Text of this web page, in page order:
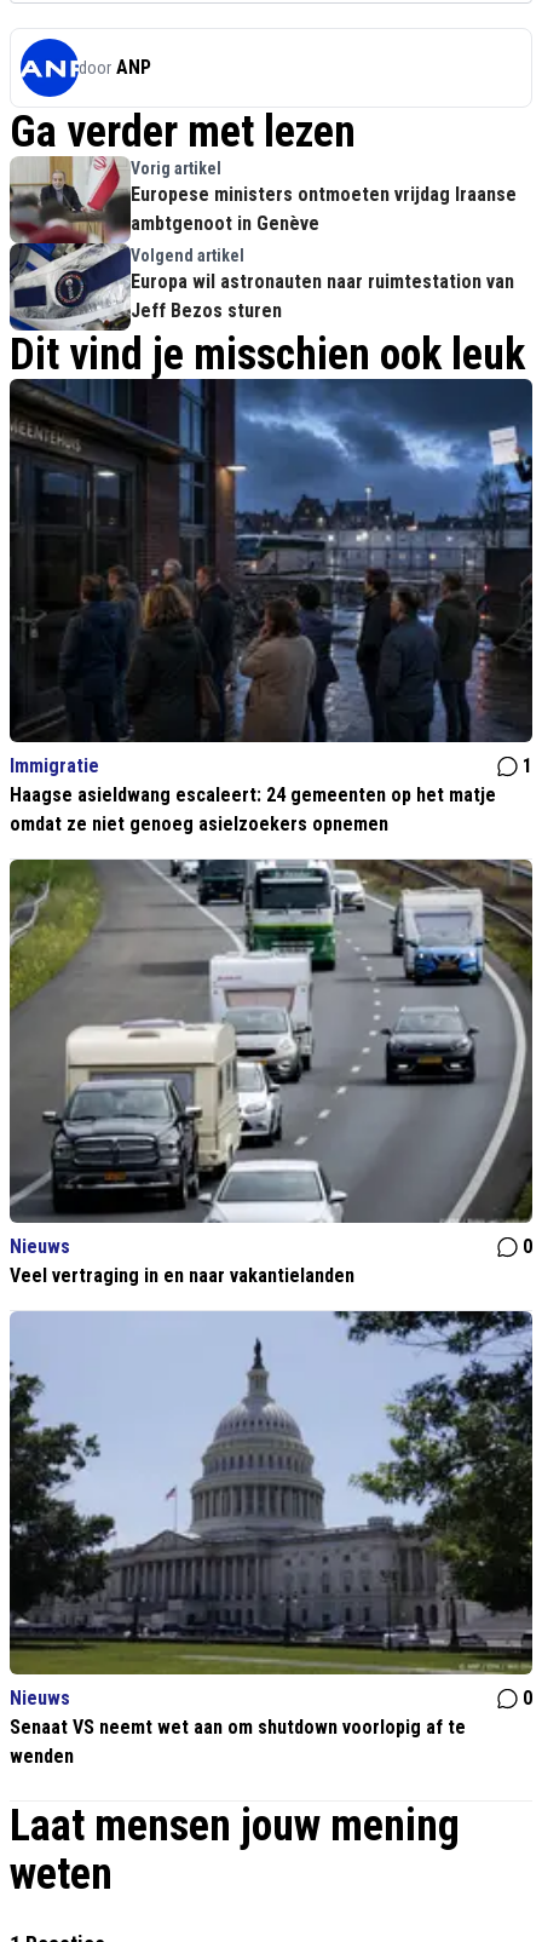
door ANP
Ga verder met lezen
Vorig artikel
Europese ministers ontmoeten vrijdag Iraanse
ambtgenoot in Genève
Volgend artikel
Europa wil astronauten naar ruimtestation van
Jeff Bezos sturen
Dit vind je misschien ook leuk
Immigratie
1
Haagse asieldwang escaleert: 24 gemeenten op het matje
omdat ze niet genoeg asielzoekers opnemen
Nieuws
0
Veel vertraging in en naar vakantielanden
Nieuws
0
Senaat VS neemt wet aan om shutdown voorlopig af te
wenden
Laat mensen jouw mening
weten